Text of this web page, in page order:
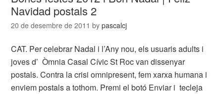
Navidad postals 2
20 de desembre de 2011 bypascalcj
CAT. Per celebrar Nadal i l’Any nou, els usuaris adults i
joves d’ Òmnia Casal Cívic St Roc van dissenyar
postals. Contra la crisi omnipresent, fem xarxa humana i
enviem postals a tothom. Premi el botó Enviar i tecleja